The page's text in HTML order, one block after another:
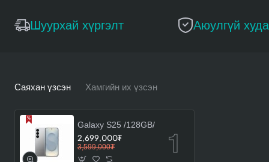
Шуурхай хүргэлт Аюулгүй
Саяхан үзсэн Хамгийн их үзсэн
Galaxy S25 /128GB/
2,699,000₮
3,599,000₮